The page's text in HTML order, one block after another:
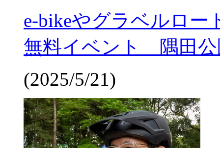
e-bikeやグラベルロー
無料イベント 隅田公
(2025/5/21)